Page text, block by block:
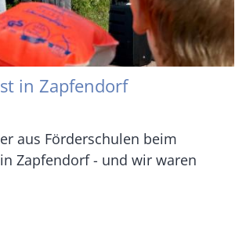
in Zapfendorf
aus Förderschulen beim
Zapfendorf - und wir waren